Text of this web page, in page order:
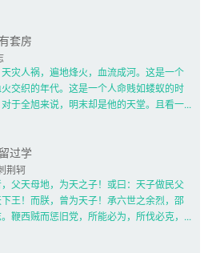
套房
灾人祸，遍地烽火，血流成河。这是一个
交织的年代。这是一个人命贱如蝼蚁的时
于全旭来说，明末却是他的天堂。且看一...
过学
荆轲
父天母地，为天之子！或曰：天子做民父
王！而朕，曾为天子！承六世之余烈，邵
鞭西贼而惩旧党，所能必为，所伐必克，...